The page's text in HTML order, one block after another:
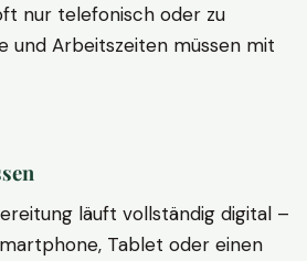
nur telefonisch oder zu
und Arbeitszeiten müssen mit
läuft vollständig digital –
Tablet oder einen